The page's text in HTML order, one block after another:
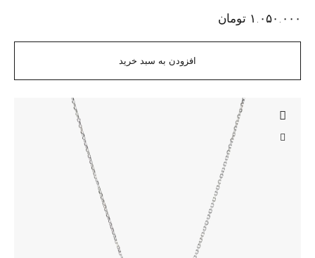
افزودن به سبد خرید
۱.۰۵۰.۰۰۰ تومان